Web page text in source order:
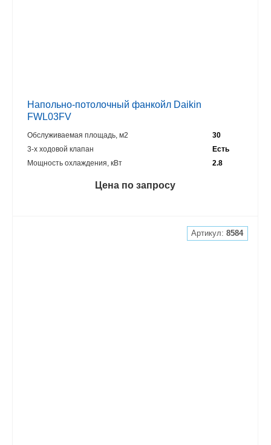
Напольно-потолочный фанкойл Daikin
FWL03FV
Обслуживаемая площадь, м2
30
3-х ходовой клапан
Есть
Мощность охлаждения, кВт
2.8
Цена по запросу
Артикул:8584